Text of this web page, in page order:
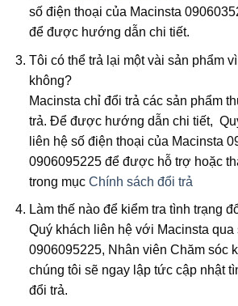
số điện thoại của Macinsta
để được hướng dẫn chi tiết.
Tôi có thể trả lại một vài sản phẩm
không?
Macinsta chỉ đổi trả các sản phẩm
trả. Để được hướng dẫn chi tiết,
liên hệ số điện thoại của Macinsta
0906095225 để được hỗ trợ hoặc
trong mục Chính sách đổi trả
Làm thế nào để kiểm tra tình trạng
Quý khách liên hệ với Macinsta qua
0906095225, Nhân viên Chăm sóc
chúng tôi sẽ ngay lập tức cập nhật
đổi trả.